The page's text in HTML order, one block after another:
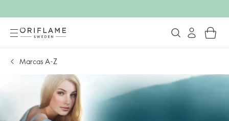
Marcas A-Z